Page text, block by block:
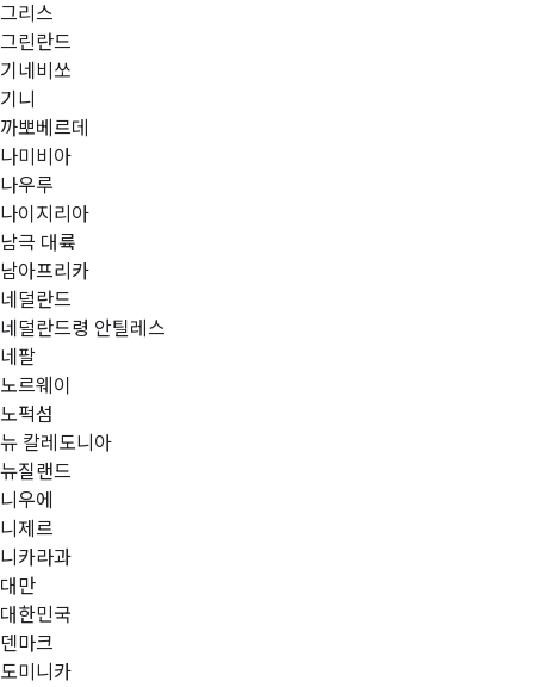
그리스
그린란드
기네비쏘
기니
까뽀베르데
나미비아
나우루
나이지리아
남극 대륙
남아프리카
네덜란드
네덜란드령 안틸레스
네팔
노르웨이
노퍽섬
뉴 칼레도니아
뉴질랜드
니우에
니제르
니카라과
대만
대한민국
덴마크
도미니카